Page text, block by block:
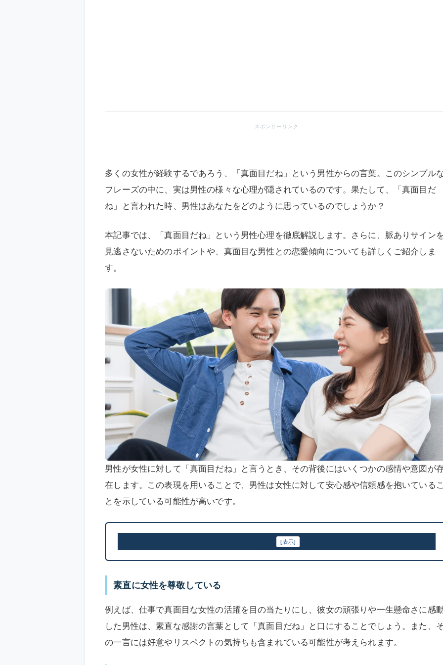
多くの女性が経験するであろう、「真面目だね」という男性からの言葉。このシンプル
フレーズの中に、実は男性の様々な心理が隠されているのです。果たして、「真面目だ
ね」と言われた時、男性はあなたをどのように思っているのでしょうか？
本記事では、「真面目だね」という男性心理を徹底解説します。さらに、脈ありサイン
見逃さないためのポイントや、真面目な男性との恋愛傾向についても詳しくご紹介しま
す。
男性が女性に対して「真面目だね」と言うとき、その背後にはいくつかの感情や意図が
在します。この表現を用いることで、男性は女性に対して安心感や信頼感を抱いている
とを示している可能性が高いです。
[表示]
素直に女性を尊敬している
例えば、仕事で真面目な女性の活躍を目の当たりにし、彼女の頑張りや一生懸命さに感
した男性は、素直な感謝の言葉として「真面目だね」と口にすることでしょう。また、
の一言には好意やリスペクトの気持ちも含まれている可能性が考えられます。